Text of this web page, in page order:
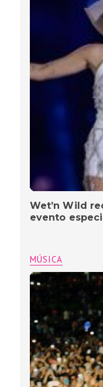
Wet’n Wild
evento
MÚSICA